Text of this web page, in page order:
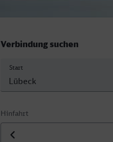
Verbindung suchen
Start
Hinfahrt
Datum der Hinfahrt